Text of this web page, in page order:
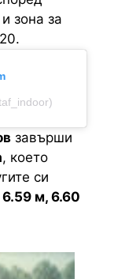
зона за
завърши
, което
си
6.59 м, 6.60